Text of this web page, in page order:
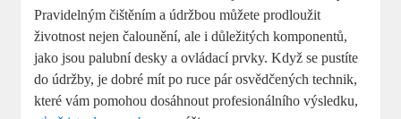
Pravidelným čištěním a údržbou můžete prodloužit
životnost nejen čalounění, ale i důležitých komponentů,
jako jsou palubní desky a ovládací prvky. Když se pustíte
do údržby, je dobré mít po ruce pár osvědčených technik,
které vám pomohou dosáhnout profesionálního výsledku,